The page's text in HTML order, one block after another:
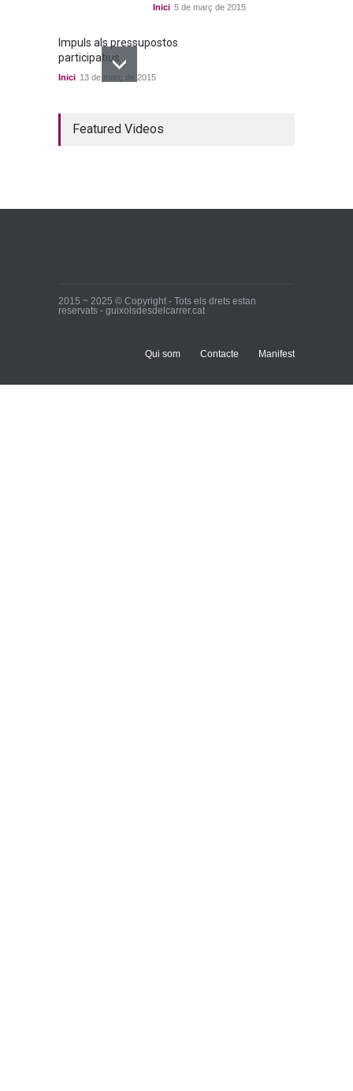
Inici 5 de març de 2015
Impuls als pressupostos
participatius
Inici 13 de març de 2015
bandes
Featured Videos
2015 ~ 2025 © Copyright - Tots els drets estan
reservats - guixolsdesdelcarrer.cat
Qui som Contacte Manifest